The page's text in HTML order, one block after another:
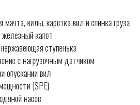
мачта, вилы, каретка вил и спинка груза
капот
ступенька
с нагрузочным датчиком
опускании вил
(SPE)
насос